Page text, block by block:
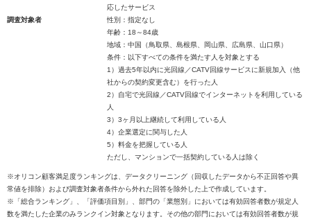
応したサービス
調査対象者
性別：指定なし
年齢：18～84歳
地域：中国（鳥取県、島根県、岡山県、広島県、山口県）
条件：以下すべての条件を満たす人を対象とする
1）過去5年以内に光回線／CATV回線サービスに新規加入（他
社からの契約変更含む）を行った人
2）自宅で光回線／CATV回線でインターネットを利用している
人
3）3ヶ月以上継続して利用している人
4）企業選定に関与した人
5）料金を把握している人
ただし、マンションで一括契約している人は除く
※オリコン顧客満足度ランキングは、データクリーニング（回収したデータから不正回答や異
常値を排除）および調査対象者条件から外れた回答を除外した上で作成しています。
※「総合ランキング」、「評価項目別」、部門の「業態別」においては有効回答者数が規定人
数を満たした企業のみランクイン対象となります。その他の部門においては有効回答者数が規